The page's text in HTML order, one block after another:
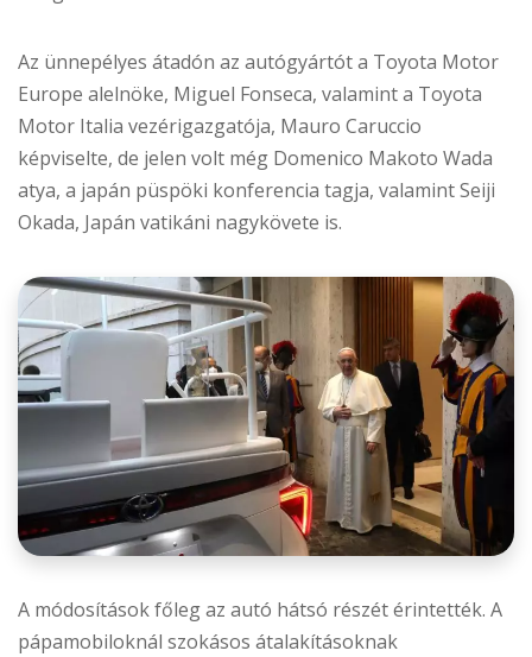
Az ünnepélyes átadón az autógyártót a Toyota Motor
Europe alelnöke, Miguel Fonseca, valamint a Toyota
Motor Italia vezérigazgatója, Mauro Caruccio
képviselte, de jelen volt még Domenico Makoto Wada
atya, a japán püspöki konferencia tagja, valamint Seiji
Okada, Japán vatikáni nagykövete is.
A módosítások főleg az autó hátsó részét érintették. A
pápamobiloknál szokásos átalakításoknak